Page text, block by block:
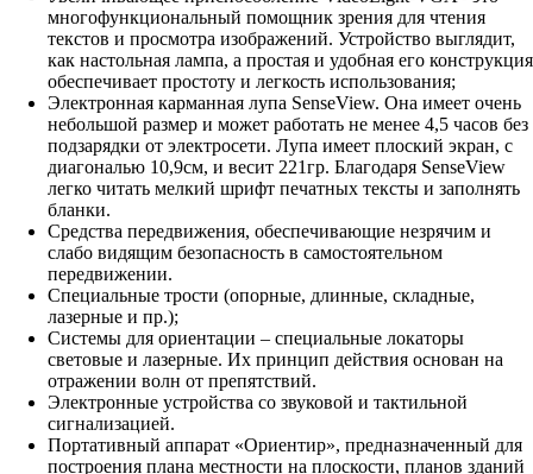
многофункциональный помощник зрения для чтения
текстов и просмотра изображений. Устройство выглядит,
как настольная лампа, а простая и удобная его конструкция
обеспечивает простоту и легкость использования;
Электронная карманная лупа SenseView. Она имеет очень
небольшой размер и может работать не менее 4,5 часов без
подзарядки от электросети. Лупа имеет плоский экран, с
диагональю 10,9см, и весит 221гр. Благодаря SenseView
легко читать мелкий шрифт печатных тексты и заполнять
бланки.
Средства передвижения, обеспечивающие незрячим и
слабо видящим безопасность в самостоятельном
передвижении.
Специальные трости (опорные, длинные, складные,
лазерные и пр.);
Системы для ориентации – специальные локаторы
световые и лазерные. Их принцип действия основан на
отражении волн от препятствий.
Электронные устройства со звуковой и тактильной
сигнализацией.
Портативный аппарат «Ориентир», предназначенный для
построения плана местности на плоскости, планов зданий